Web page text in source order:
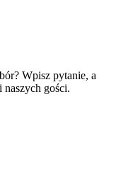
Wpisz pytanie, a
gości.